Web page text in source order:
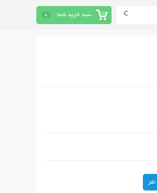
سبد خرید شما 0